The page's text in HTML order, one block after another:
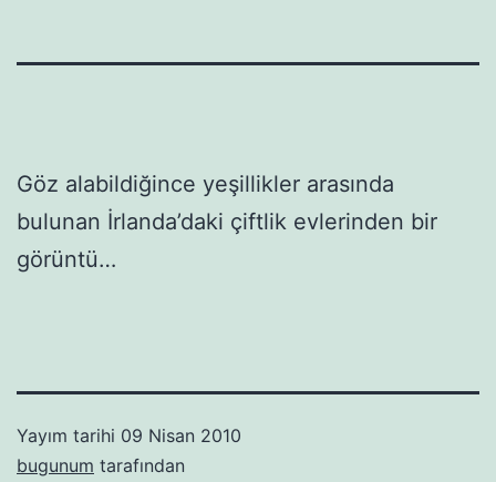
Göz alabildiğince yeşillikler arasında
bulunan İrlanda’daki çiftlik evlerinden bir
görüntü…
Yayım tarihi 09 Nisan 2010
bugunum tarafından